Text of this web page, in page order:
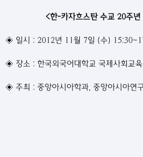
<한-카자흐스탄 수교 20주년
◈ 일시 : 2012년 11월 7일 (수)
◈ 장소 : 한국외국어대학교 국제사회교
◈ 주최 : 중앙아시아학과, 중앙아시아연